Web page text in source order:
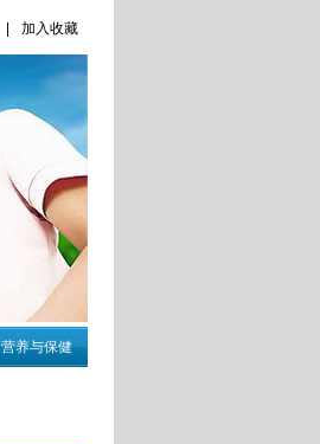
加入收藏
营养与保健